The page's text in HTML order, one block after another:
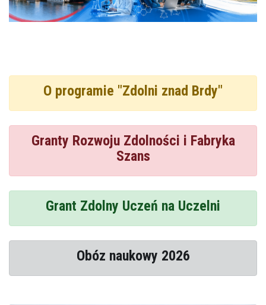
O programie "Zdolni znad Brdy"
Granty Rozwoju Zdolności i Fabryka
Szans
Grant Zdolny Uczeń na Uczelni
Obóz naukowy 2026